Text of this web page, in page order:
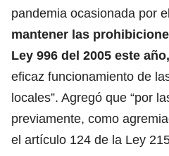
pandemia ocasionada por
mantener las
Ley 996 del 2005 este año,
eficaz funcionamiento de
locales”. Agregó que “por
previamente, como
el artículo 124 de la Ley